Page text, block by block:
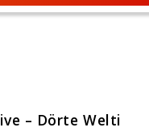
– Dörte Welti